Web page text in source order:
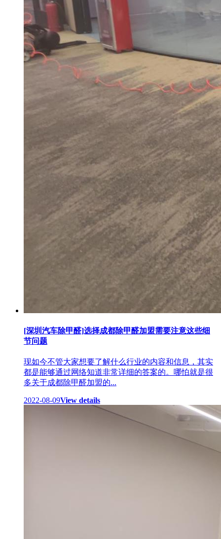
[深圳汽车除甲醛]选择成都除甲醛加盟需要注意这些细
节问题
现如今不管大家想要了解什么行业的内容和信息，其实
都是能够通过网络知道非常详细的答案的。哪怕就是很
多关于成都除甲醛加盟的...
2022-08-09View details